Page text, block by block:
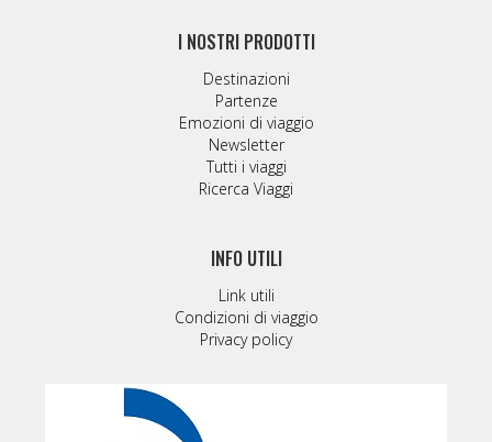
I NOSTRI PRODOTTI
Destinazioni
Partenze
Emozioni di viaggio
Newsletter
Tutti i viaggi
Ricerca Viaggi
INFO UTILI
Link utili
Condizioni di viaggio
Privacy policy